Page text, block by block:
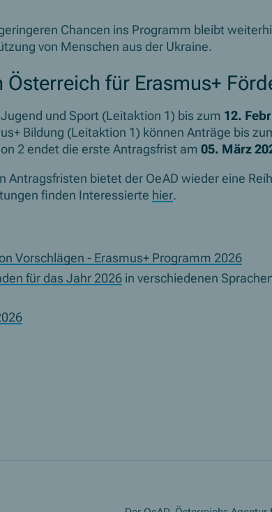
Chancen ins Programm bleibt
von Menschen aus der Ukraine.
Österreich für Erasmus+
und Sport (Leitaktion 1) bis zum 12.
Bildung (Leitaktion 1) können Anträge bis
2 endet die erste Antragsfrist am 05. März
Antragsfristen bietet der OeAD wieder eine
finden Interessierte hier.
Vorschlägen - Erasmus+ Programm 2026
für das Jahr 2026in verschiedenen